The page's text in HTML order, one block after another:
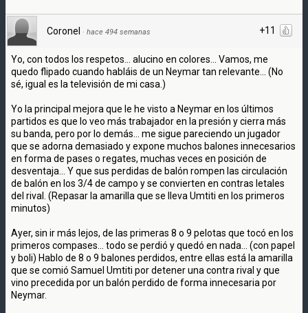
+11
Coronel · hace 494 semanas
Yo, con todos los respetos... alucino en colores... Vamos, me
quedo flipado cuando habláis de un Neymar tan relevante... (No
sé, igual es la televisión de mi casa.)
Yo la principal mejora que le he visto a Neymar en los últimos
partidos es que lo veo más trabajador en la presión y cierra más
su banda, pero por lo demás... me sigue pareciendo un jugador
que se adorna demasiado y expone muchos balones innecesarios
en forma de pases o regates, muchas veces en posición de
desventaja... Y que sus perdidas de balón rompen las circulación
de balón en los 3/4 de campo y se convierten en contras letales
del rival. (Repasar la amarilla que se lleva Umtiti en los primeros
minutos)
Ayer, sin ir más lejos, de las primeras 8 o 9 pelotas que tocó en los
primeros compases... todo se perdió y quedó en nada... (con papel
y boli) Hablo de 8 o 9 balones perdidos, entre ellas está la amarilla
que se comió Samuel Umtiti por detener una contra rival y que
vino precedida por un balón perdido de forma innecesaria por
Neymar.